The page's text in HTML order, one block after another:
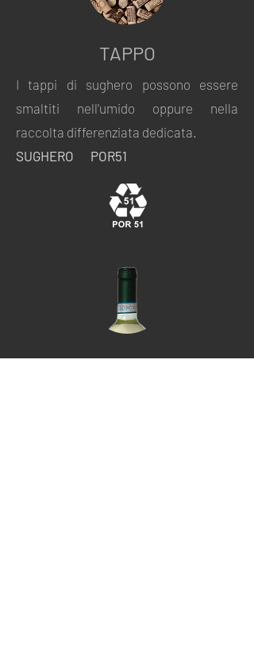
TAPPO
I tappi di sughero possono essere
smaltiti nell'umido oppure nella
raccolta differenziata dedicata.
SUGHERO POR51
CAPSULA